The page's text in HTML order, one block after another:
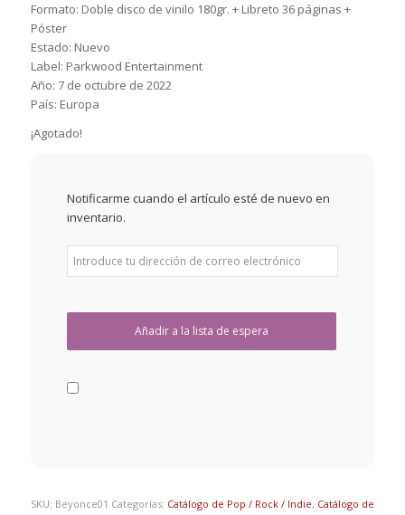
Formato: Doble disco de vinilo 180gr. + Libreto 36 páginas +
Póster
Estado: Nuevo
Label: Parkwood Entertainment
Año: 7 de octubre de 2022
País: Europa
¡Agotado!
Notificarme cuando el artículo esté de nuevo en
inventario.
SKU: Beyonce01 Categorías: Catálogo de Pop / Rock / Indie, Catálogo de